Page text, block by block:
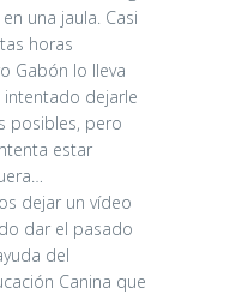
una jaula. Casi
horas
Gabón lo lleva
dejarle
posibles, pero
estar
dejar un vídeo
dar el pasado
del
Canina que